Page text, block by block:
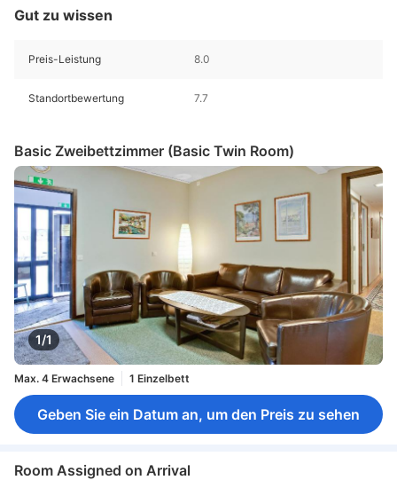
Gut zu wissen
Preis-Leistung 8.0
Standortbewertung 7.7
Basic Zweibettzimmer (Basic Twin Room)
1/1
Max. 4 Erwachsene 1 Einzelbett
Geben Sie ein Datum an, um den Preis zu sehen
Room Assigned on Arrival